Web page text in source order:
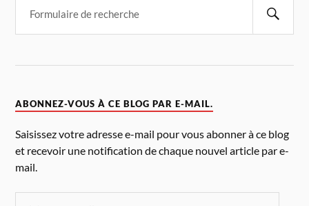
ABONNEZ-VOUS À CE BLOG PAR E-MAIL.
Saisissez votre adresse e-mail pour vous abonner à ce blog
et recevoir une notification de chaque nouvel article par e-
mail.